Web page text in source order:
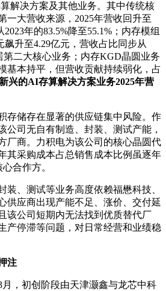
解决方案及其他业务。其中传统核
一大营收来源，2025年营收回升至
年的83.5%降至55.1%；内存模组
飙升至4.29亿元，营收占比同步从
第二大核心业务；内存KGD晶圆业务
基本持平，但营收贡献持续弱化，占
新兴的AI存算解决方案业务2025年营
存储存在显著的供应链集中风险。作
公司无自有制造、封装、测试产能，
厂商。力积电为该公司的核心晶圆代
其采购成本占总销售成本比例虽逐年
合作方。
装、测试等业务高度依赖福懋科技、
供应商出现产能不足、涨价、交付延
该公司短期内无法找到优质替代厂
产停滞等问题，对日常经营和业绩稳
注
月，初创阶段由天津灏鑫与龙芯中科